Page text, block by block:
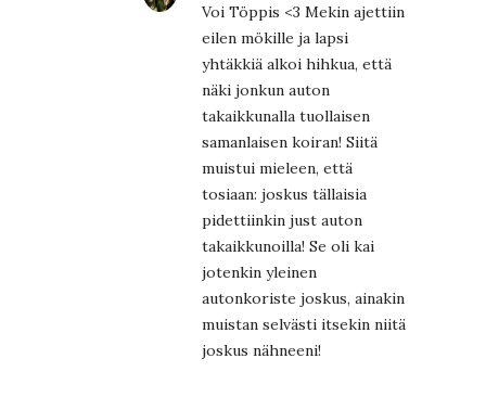
Voi Töppis <3 Mekin ajettiin
eilen mökille ja lapsi
yhtäkkiä alkoi hihkua, että
näki jonkun auton
takaikkunalla tuollaisen
samanlaisen koiran! Siitä
muistui mieleen, että
tosiaan: joskus tällaisia
pidettiinkin just auton
takaikkunoilla! Se oli kai
jotenkin yleinen
autonkoriste joskus, ainakin
muistan selvästi itsekin niitä
joskus nähneeni!